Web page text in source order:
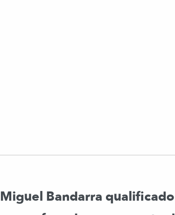
Miguel Bandarra qualificado